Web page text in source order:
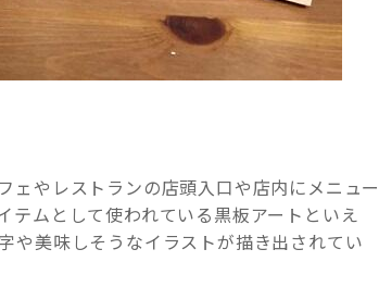
ェやレストランの店頭入口や店内にメニュー
テムとして使われている黒板アートといえ
や美味しそうなイラストが描き出されてい